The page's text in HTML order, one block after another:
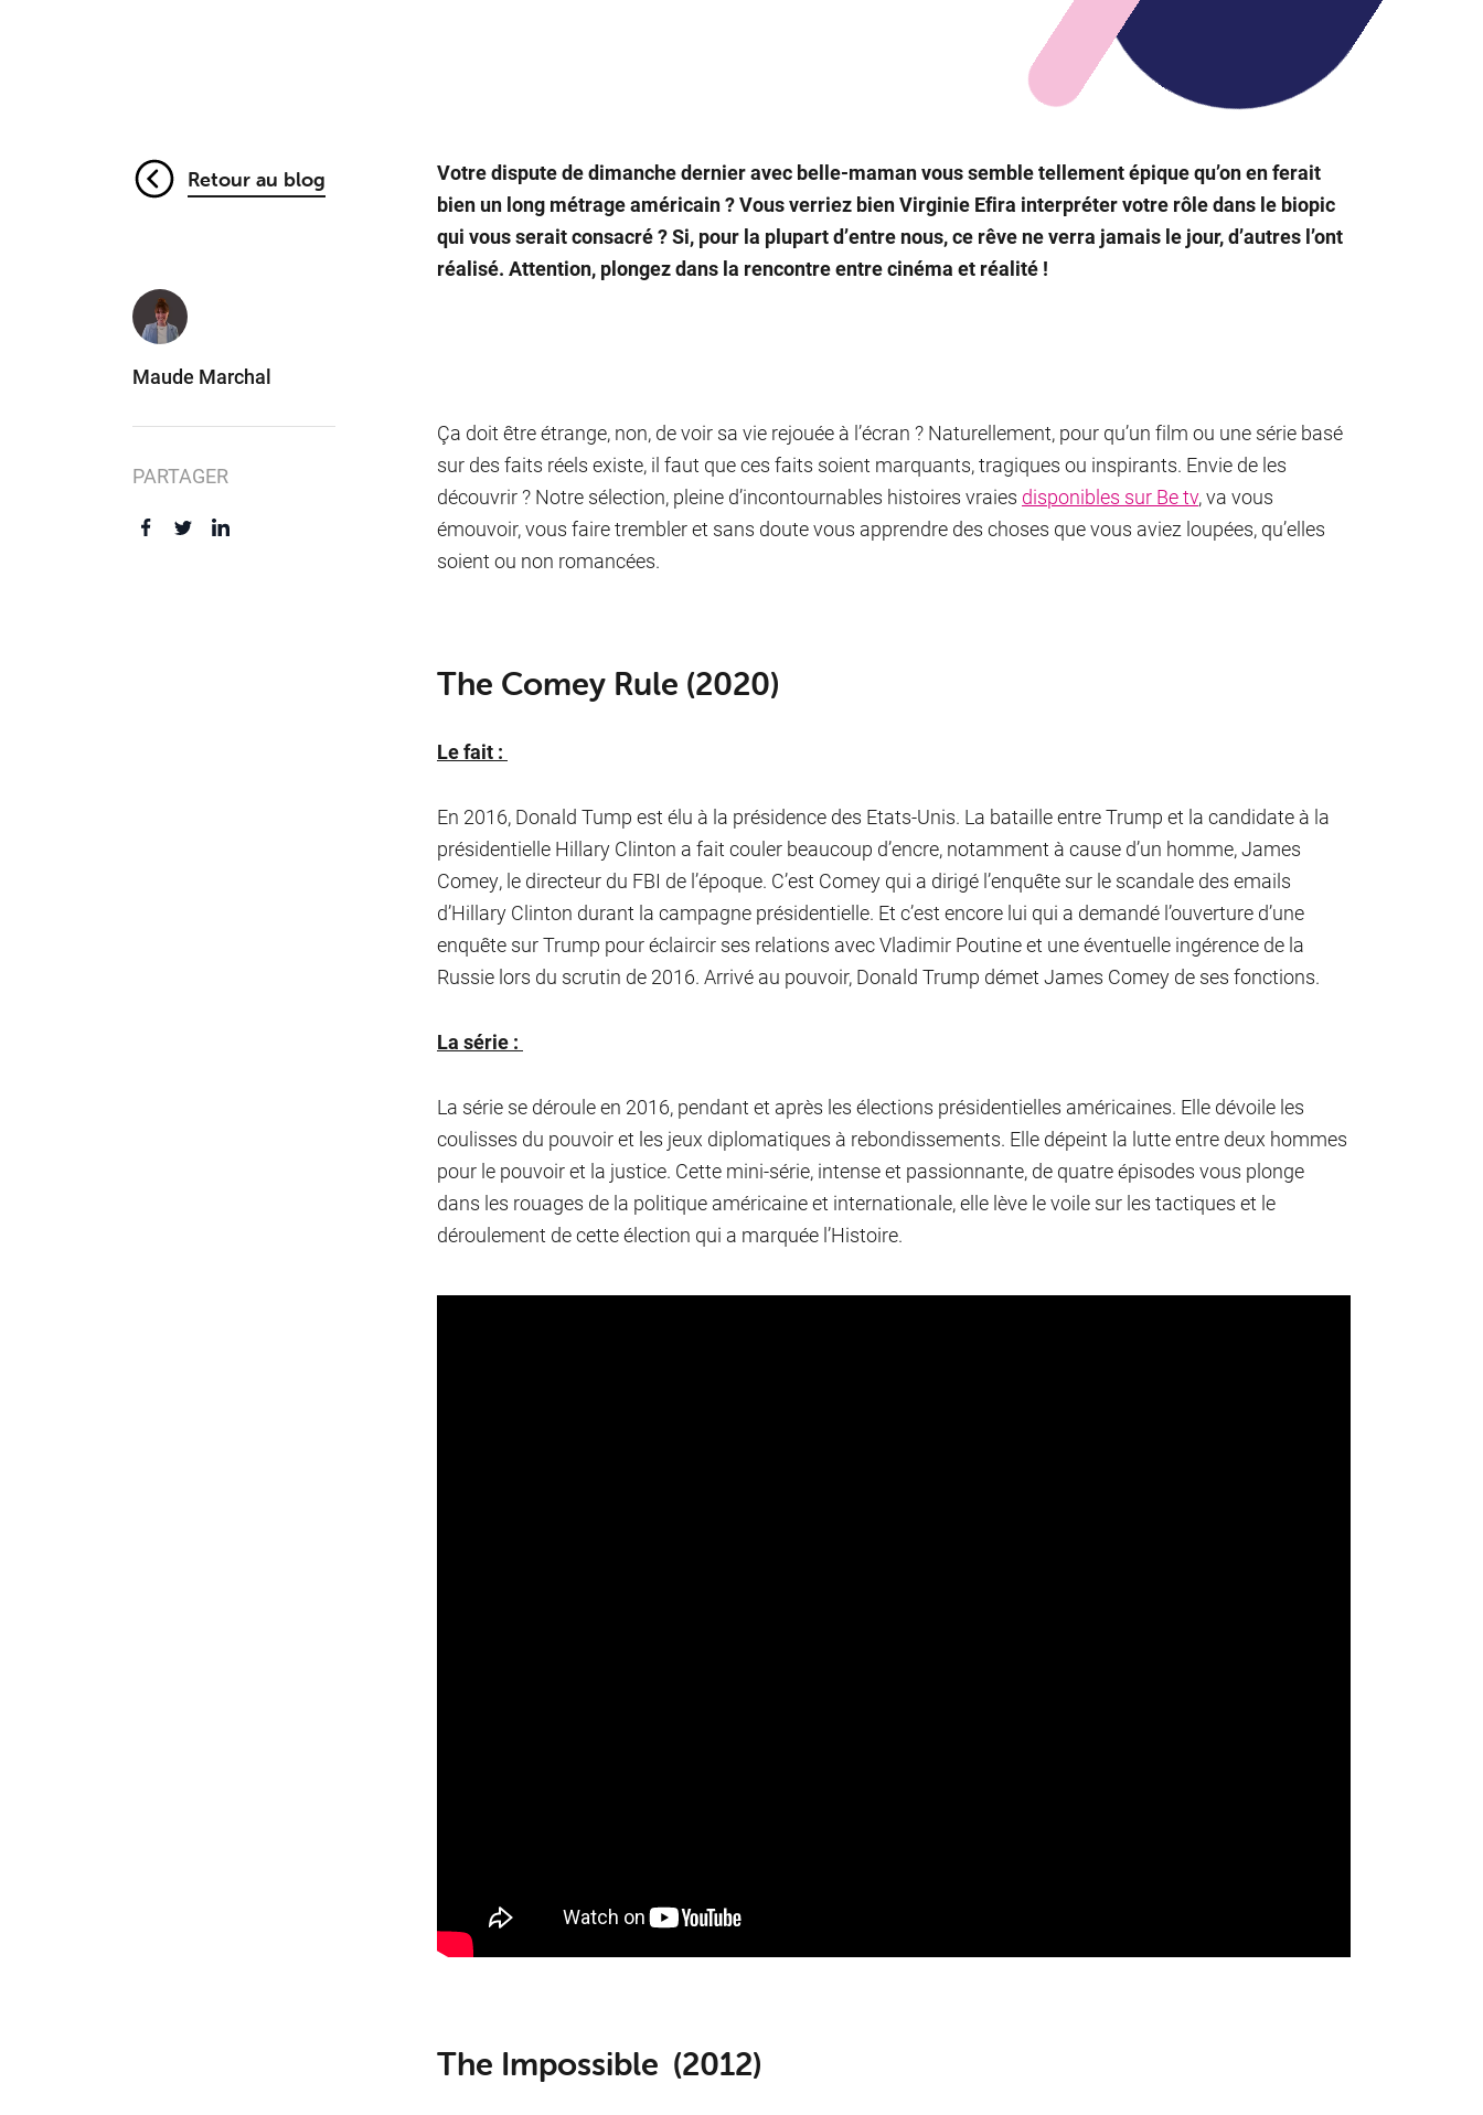
Votre dispute de dimanche dernier avec belle-maman vous semble tellement épique qu’on en ferait
bien un long métrage américain ? Vous verriez bien Virginie Efira interpréter votre rôle dans le biopic
qui vous serait consacré ? Si, pour la plupart d’entre nous, ce rêve ne verra jamais le jour, d’autres l’ont
réalisé. Attention, plongez dans la rencontre entre cinéma et réalité !
Ça doit être étrange, non, de voir sa vie rejouée à l’écran ? Naturellement, pour qu’un film ou une série basé
sur des faits réels existe, il faut que ces faits soient marquants, tragiques ou inspirants. Envie de les
découvrir ? Notre sélection, pleine d’incontournables histoires vraies disponibles sur Be tv, va vous
émouvoir, vous faire trembler et sans doute vous apprendre des choses que vous aviez loupées, qu’elles
soient ou non romancées.
The Comey Rule (2020)
Le fait :
En 2016, Donald Tump est élu à la présidence des Etats-Unis. La bataille entre Trump et la candidate à la
présidentielle Hillary Clinton a fait couler beaucoup d’encre, notamment à cause d’un homme, James
Comey, le directeur du FBI de l’époque. C’est Comey qui a dirigé l’enquête sur le scandale des emails
d’Hillary Clinton durant la campagne présidentielle. Et c’est encore lui qui a demandé l’ouverture d’une
enquête sur Trump pour éclaircir ses relations avec Vladimir Poutine et une éventuelle ingérence de la
Russie lors du scrutin de 2016. Arrivé au pouvoir, Donald Trump démet James Comey de ses fonctions.
La série :
La série se déroule en 2016, pendant et après les élections présidentielles américaines. Elle dévoile les
coulisses du pouvoir et les jeux diplomatiques à rebondissements. Elle dépeint la lutte entre deux hommes
pour le pouvoir et la justice. Cette mini-série, intense et passionnante, de quatre épisodes vous plonge
dans les rouages de la politique américaine et internationale, elle lève le voile sur les tactiques et le
déroulement de cette élection qui a marquée l’Histoire.
The Impossible (2012)
Retour au blog
Maude Marchal
PARTAGER